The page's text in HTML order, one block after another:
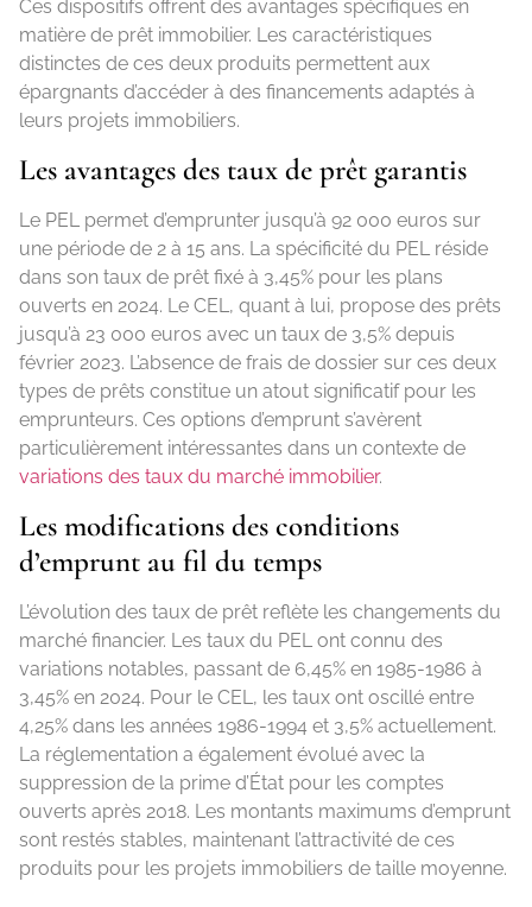
Ces dispositifs offrent des avantages spécifiques en
matière de prêt immobilier. Les caractéristiques
distinctes de ces deux produits permettent aux
épargnants d’accéder à des financements adaptés à
leurs projets immobiliers.
Les avantages des taux de prêt garantis
Le PEL permet d’emprunter jusqu’à 92 000 euros sur
une période de 2 à 15 ans. La spécificité du PEL réside
dans son taux de prêt fixé à 3,45% pour les plans
ouverts en 2024. Le CEL, quant à lui, propose des prêts
jusqu’à 23 000 euros avec un taux de 3,5% depuis
février 2023. L’absence de frais de dossier sur ces deux
types de prêts constitue un atout significatif pour les
emprunteurs. Ces options d’emprunt s’avèrent
particulièrement intéressantes dans un contexte de
variations des taux du marché immobilier.
Les modifications des conditions
d’emprunt au fil du temps
L’évolution des taux de prêt reflète les changements du
marché financier. Les taux du PEL ont connu des
variations notables, passant de 6,45% en 1985-1986 à
3,45% en 2024. Pour le CEL, les taux ont oscillé entre
4,25% dans les années 1986-1994 et 3,5% actuellement.
La réglementation a également évolué avec la
suppression de la prime d’État pour les comptes
ouverts après 2018. Les montants maximums d’emprunt
sont restés stables, maintenant l’attractivité de ces
produits pour les projets immobiliers de taille moyenne.